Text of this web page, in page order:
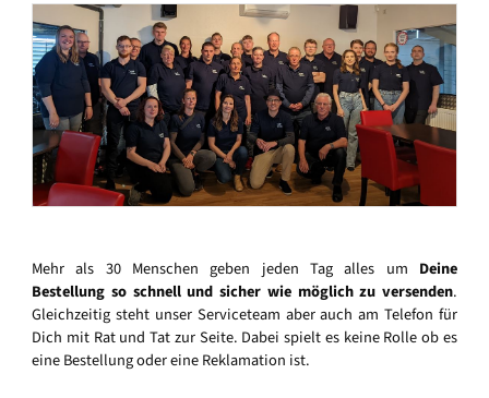
Mehr als 30 Menschen geben jeden Tag alles um Deine
Bestellung so schnell und sicher wie möglich zu versenden.
Gleichzeitig steht unser Serviceteam aber auch am Telefon für
Dich mit Rat und Tat zur Seite. Dabei spielt es keine Rolle ob es
eine Bestellung oder eine Reklamation ist.